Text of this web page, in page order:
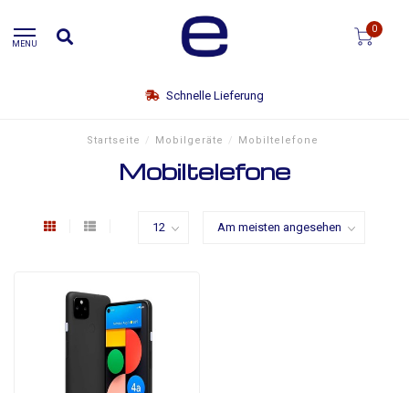
MENU
0
Schnelle Lieferung
Startseite / Mobilgeräte / Mobiltelefone
Mobiltelefone